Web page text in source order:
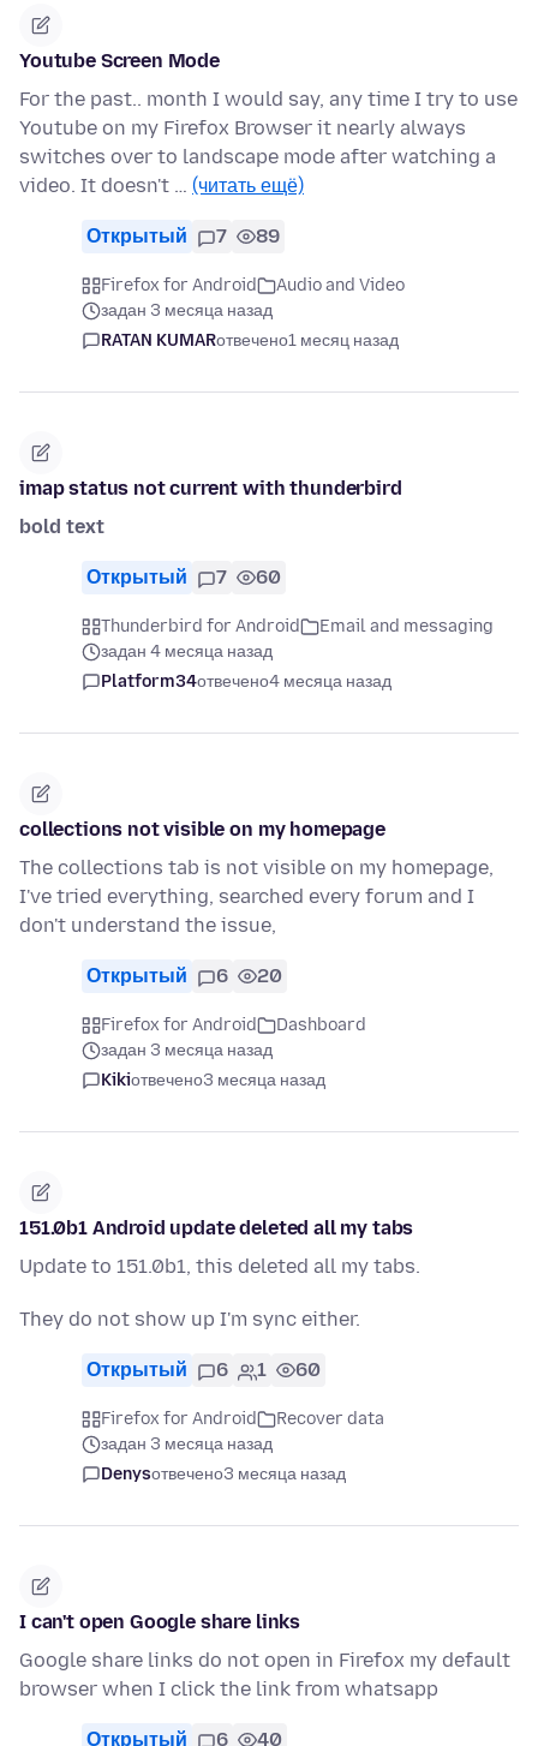
Youtube Screen Mode
For the past.. month I would say, any time I try to use
Youtube on my Firefox Browser it nearly always
switches over to landscape mode after watching a
video. It doesn't … (читать ещё)
Открытый 7 89
Firefox for Android
Audio and Video
задан 3 месяца назад
RATAN KUMARотвечено1 месяц назад
imap status not current with thunderbird
bold text
Открытый 7 60
Thunderbird for Android
Email and messaging
задан 4 месяца назад
Platform34отвечено4 месяца назад
collections not visible on my homepage
The collections tab is not visible on my homepage,
I've tried everything, searched every forum and I
don't understand the issue,
Открытый 6 20
Firefox for Android
Dashboard
задан 3 месяца назад
Kikiотвечено3 месяца назад
151.0b1 Android update deleted all my tabs
Update to 151.0b1, this deleted all my tabs.
They do not show up I'm sync either.
Открытый 6 1 60
Firefox for Android
Recover data
задан 3 месяца назад
Denysотвечено3 месяца назад
I can't open Google share links
Google share links do not open in Firefox my default
browser when I click the link from whatsapp
Открытый 6 40